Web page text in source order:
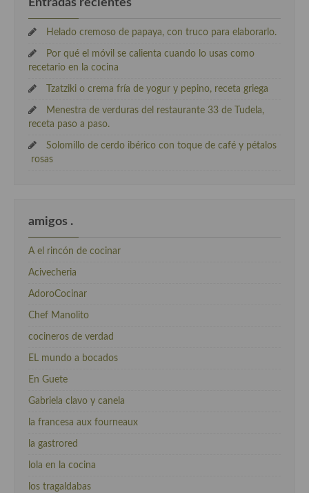
Entradas recientes
Helado cremoso de papaya, con truco para elaborarlo.
Por qué el móvil se calienta cuando lo usas como
recetario en la cocina
Tzatziki o crema fría de yogur y pepino, receta griega
Menestra de verduras del restaurante 33 de Tudela,
receta paso a paso.
Solomillo de cerdo ibérico con toque de café y pétalos
rosas
amigos .
A el rincón de cocinar
Acivecheria
AdoroCocinar
Chef Manolito
cocineros de verdad
EL mundo a bocados
En Guete
Gabriela clavo y canela
la francesa aux fourneaux
la gastrored
lola en la cocina
los tragaldabas